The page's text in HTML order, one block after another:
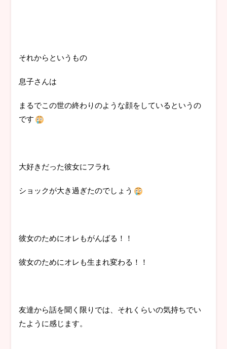
それからというもの
息子さんは
まるでこの世の終わりのような顔をしているというの
です
大好きだった彼女にフラれ
ショックが大き過ぎたのでしょう
彼女のためにオレもがんばる！！
彼女のためにオレも生まれ変わる！！
友達から話を聞く限りでは、それくらいの気持ちでい
たように感じます。